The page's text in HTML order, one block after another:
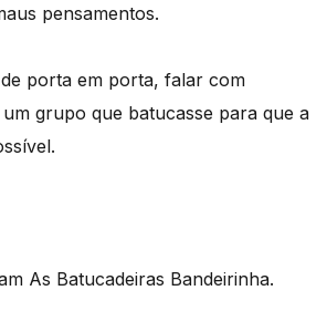
pensamentos.
porta em porta, falar com
grupo que batucasse para que a
As Batucadeiras Bandeirinha.